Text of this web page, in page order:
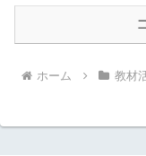
ホーム 教材